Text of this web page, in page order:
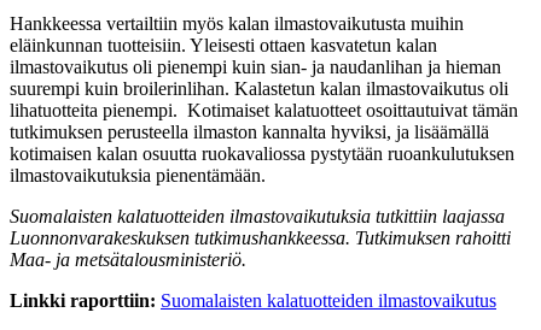
Hankkeessa vertailtiin myös kalan ilmastovaikutusta muihin
eläinkunnan tuotteisiin. Yleisesti ottaen kasvatetun kalan
ilmastovaikutus oli pienempi kuin sian- ja naudanlihan ja hieman
suurempi kuin broilerinlihan. Kalastetun kalan ilmastovaikutus oli
lihatuotteita pienempi. Kotimaiset kalatuotteet osoittautuivat tämän
tutkimuksen perusteella ilmaston kannalta hyviksi, ja lisäämällä
kotimaisen kalan osuutta ruokavaliossa pystytään ruoankulutuksen
ilmastovaikutuksia pienentämään.
Suomalaisten kalatuotteiden ilmastovaikutuksia tutkittiin laajassa
Luonnonvarakeskuksen tutkimushankkeessa. Tutkimuksen rahoitti
Maa- ja metsätalousministeriö.
Linkki raporttiin: Suomalaisten kalatuotteiden ilmastovaikutus